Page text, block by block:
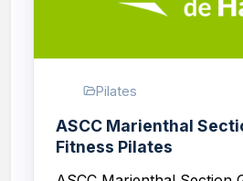
Pilates
ASCC Marienthal
Fitness Pilates